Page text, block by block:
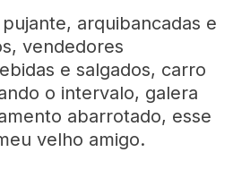
arquibancadas e
vendedores
e salgados, carro
o intervalo, galera
abarrotado, esse
velho amigo.